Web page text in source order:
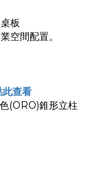
板
空間配置。
此查看
(ORO)錐形立柱